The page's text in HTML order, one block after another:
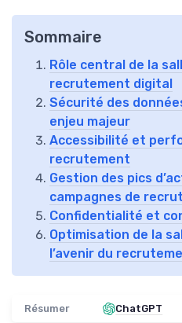
Sommaire
Rôle central de la
recrutement digital
Sécurité des
enjeu majeur
Accessibilité et
recrutement
Gestion des pics
campagnes de
Confidentialité et
Optimisation de la
l’avenir du
Résumer ChatGPT